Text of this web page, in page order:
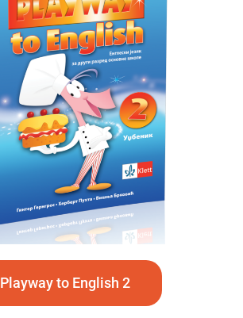
Playway to English 2